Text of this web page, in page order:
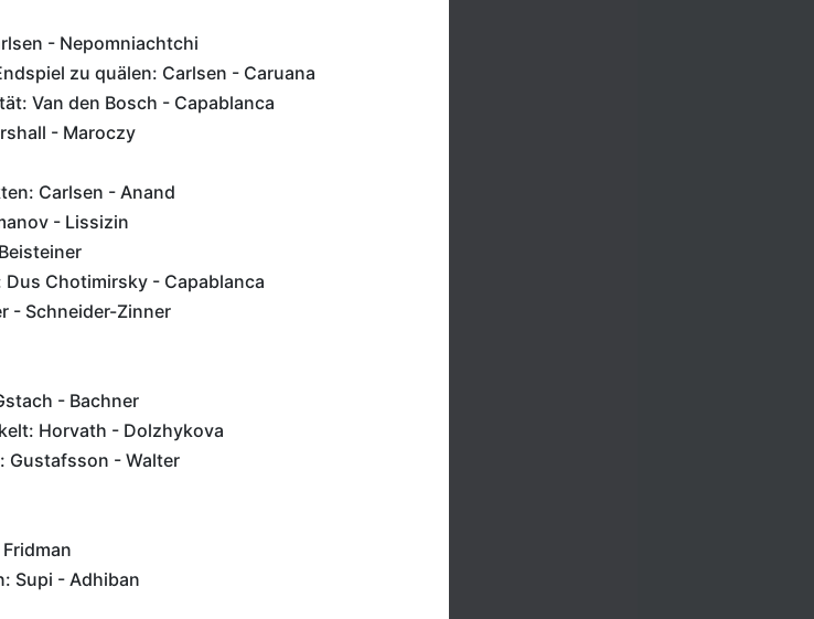
- Nepomniachtchi
zu quälen: Carlsen - Caruana
Van den Bosch - Capablanca
- Maroczy
Carlsen - Anand
- Lissizin
Chotimirsky - Capablanca
- Schneider-Zinner
- Bachner
Horvath - Dolzhykova
Gustafsson - Walter
Supi - Adhiban